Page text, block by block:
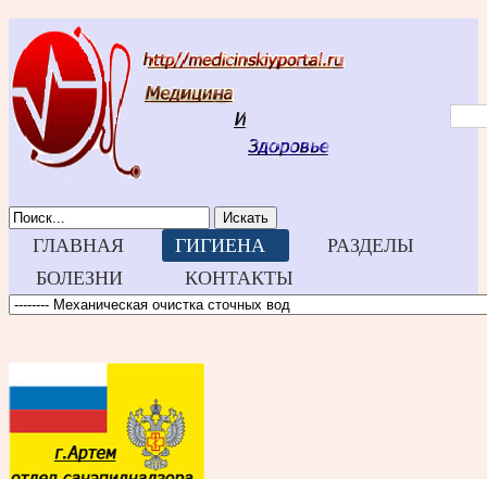
Искать
ГЛАВНАЯ ГИГИЕНА
РАЗДЕЛЫ
БОЛЕЗНИ
КОНТАКТЫ